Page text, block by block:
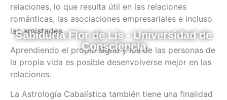
Sabiduría Flor de Lis - Universidad de
Consciencia
relaciones, lo que resulta útil en las relaciones
románticas, las asociaciones empresariales e incluso
las amistades.
Aprendiendo el propio signo y los de las personas de
la propia vida es posible desenvolverse mejor en las
relaciones.
La Astrología Cabalística también tiene una finalidad